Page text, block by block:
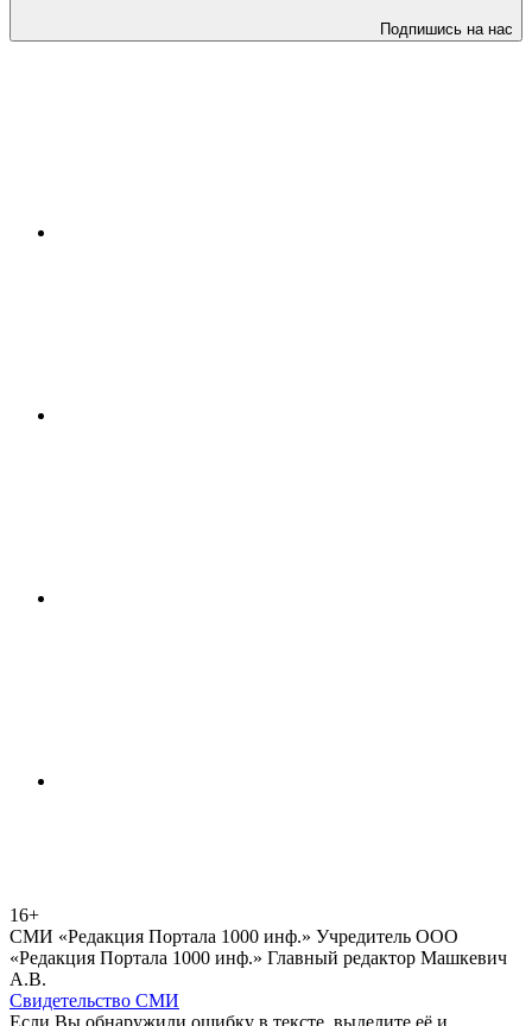
Подпишись на нас
16+
СМИ «Редакция Портала 1000 инф.» Учредитель ООО
«Редакция Портала 1000 инф.» Главный редактор Машкевич
А.В.
Свидетельство СМИ
Если Вы обнаружили ошибку в тексте, выделите её и